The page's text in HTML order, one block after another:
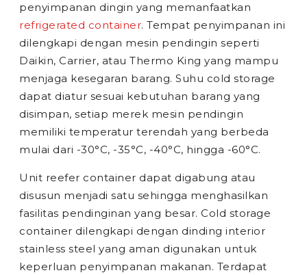
penyimpanan dingin yang memanfaatkan
refrigerated container. Tempat penyimpanan ini
dilengkapi dengan mesin pendingin seperti
Daikin, Carrier, atau Thermo King yang mampu
menjaga kesegaran barang. Suhu cold storage
dapat diatur sesuai kebutuhan barang yang
disimpan, setiap merek mesin pendingin
memiliki temperatur terendah yang berbeda
mulai dari -30°C, -35°C, -40°C, hingga -60°C.
Unit reefer container dapat digabung atau
disusun menjadi satu sehingga menghasilkan
fasilitas pendinginan yang besar. Cold storage
container dilengkapi dengan dinding interior
stainless steel yang aman digunakan untuk
keperluan penyimpanan makanan. Terdapat